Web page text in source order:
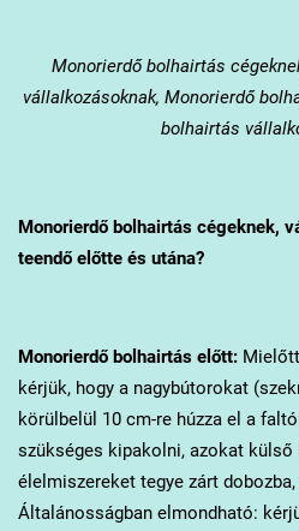
Monorierdőbolhairtás
vállalkozásoknak, Monorierdő
bolhairtás
Monorierdőbolhairtás cégeknek,
teendő előtte és utána?
Monorierdőbolhairtás előtt:Mielőtt
kérjük, hogy a nagybútorokat
körülbelül 10 cm-re húzza el a
szükséges kipakolni, azokat
élelmiszereket tegye zárt
Általánosságban elmondható: